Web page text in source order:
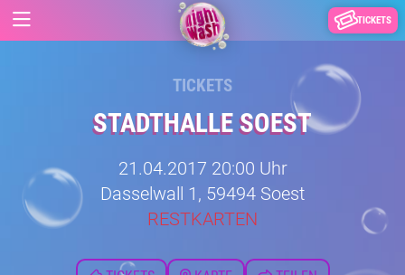
TICKETS
TICKETS
STADTHALLE SOEST
21.04.2017 20:00 Uhr
Dasselwall 1, 59494 Soest
RESTKARTEN